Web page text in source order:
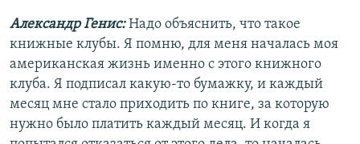
Александр Генис:Надо объяснить, что такое
книжные клубы. Я помню, для меня началась моя
американская жизнь именно с этого книжного
клуба. Я подписал какую-то бумажку, и каждый
месяц мне стало приходить по книге, за которую
нужно было платить каждый месяц. И когда я